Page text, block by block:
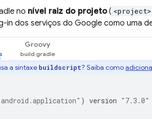
no nível raiz do projeto(
in dos serviços do Google como uma
Groovy
a sintaxe buildscript? Saiba como
) version "7.3.0"